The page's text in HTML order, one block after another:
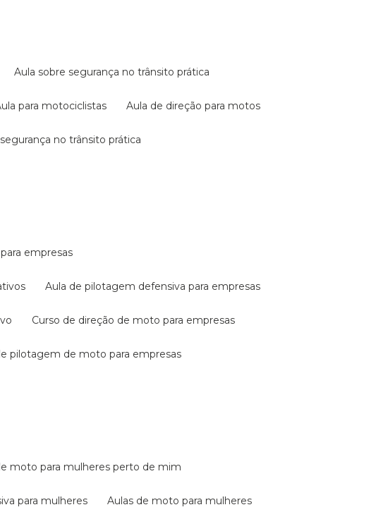
aula sobre segurança no trânsito prática
aula para motociclistas aula de direção para motos
segurança no trânsito prática
empresas
aula de pilotagem defensiva para empresas
curso de direção de moto para empresas
pilotagem de moto para empresas
moto para mulheres perto de mim
para mulheres aulas de moto para mulheres